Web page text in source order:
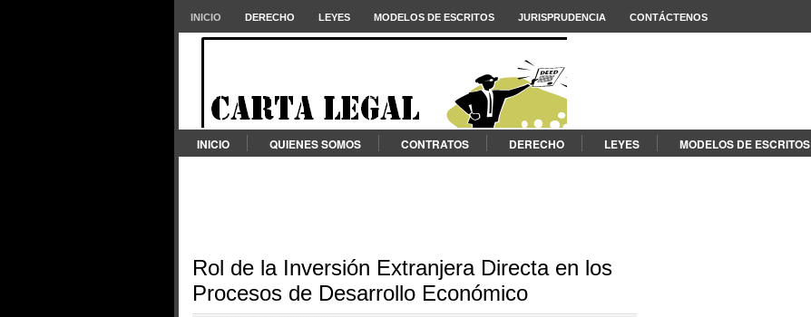
INICIO DERECHO LEYES MODELOS DE ESCRITOS JURISPRUDENCIA CONTÁCTENOS
INICIO QUIENES SOMOS CONTRATOS DERECHO LEYES MODELOS DE ESCRITOS
Rol de la Inversión Extranjera Directa en los
Procesos de Desarrollo Económico